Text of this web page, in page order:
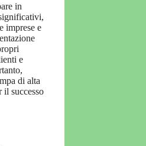
in
imprese e
e
di alta
il successo